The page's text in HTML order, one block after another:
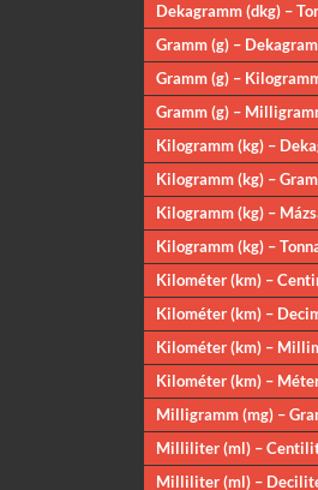
Dekagramm (dkg) –
Gramm (g) –
Gramm (g) –
Gramm (g) –
Kilogramm (kg) –
Kilogramm (kg) –
Kilogramm (kg) –
Kilogramm (kg) –
Kilométer (km) –
Kilométer (km) –
Kilométer (km) –
Kilométer (km) –
Milligramm (mg) –
Milliliter (ml) –
Milliliter (ml) –